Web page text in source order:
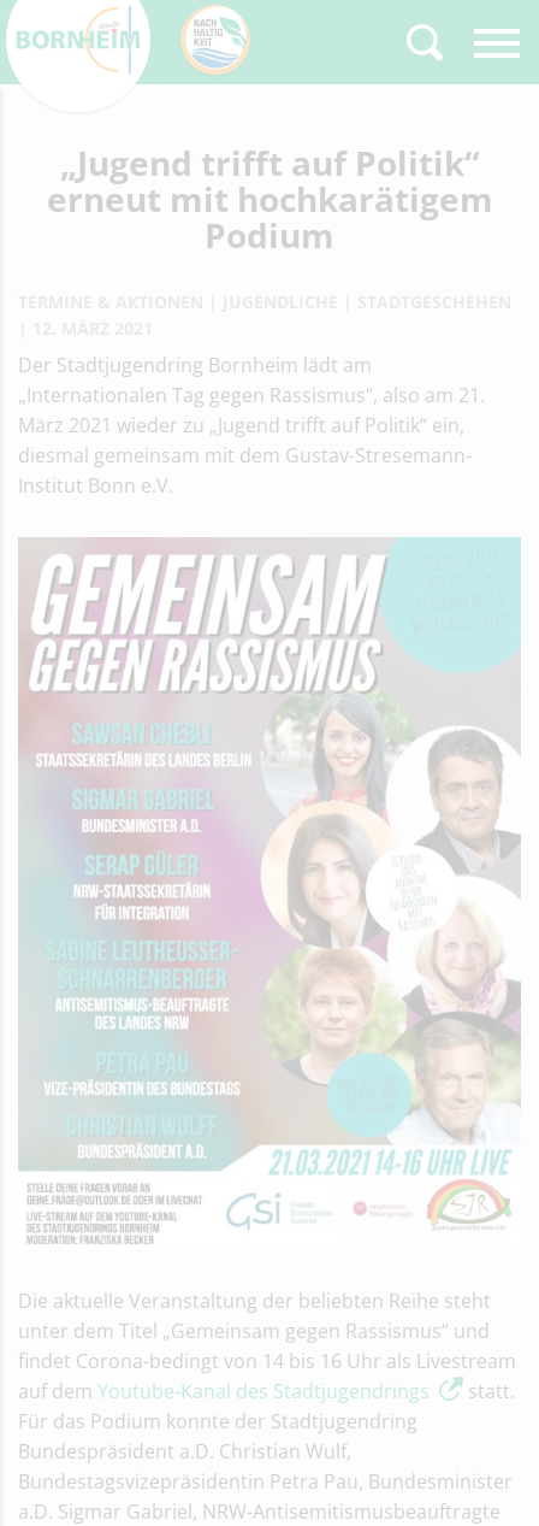
Zurück
Type 2 or more
characters for results.
„Jugend trifft auf Politik“
erneut mit hochkarätigem
Podium
Der Stadtjugendring Bornheim lädt am
„Internationalen Tag gegen Rassismus“, also am 21.
März 2021 wieder zu „Jugend trifft auf Politik“ ein,
diesmal gemeinsam mit dem Gustav-Stresemann-
Institut Bonn e.V.
Die aktuelle Veranstaltung der beliebten Reihe steht
unter dem Titel „Gemeinsam gegen Rassismus“ und
findet Corona-bedingt von 14 bis 16 Uhr als Livestream
auf dem Youtube-Kanal des Stadtjugendrings
statt.
Für das Podium konnte der Stadtjugendring
Bundespräsident a.D. Christian Wulf,
Bundestagsvizepräsidentin Petra Pau, Bundesminister
a.D. Sigmar Gabriel, NRW-Antisemitismusbeauftragte